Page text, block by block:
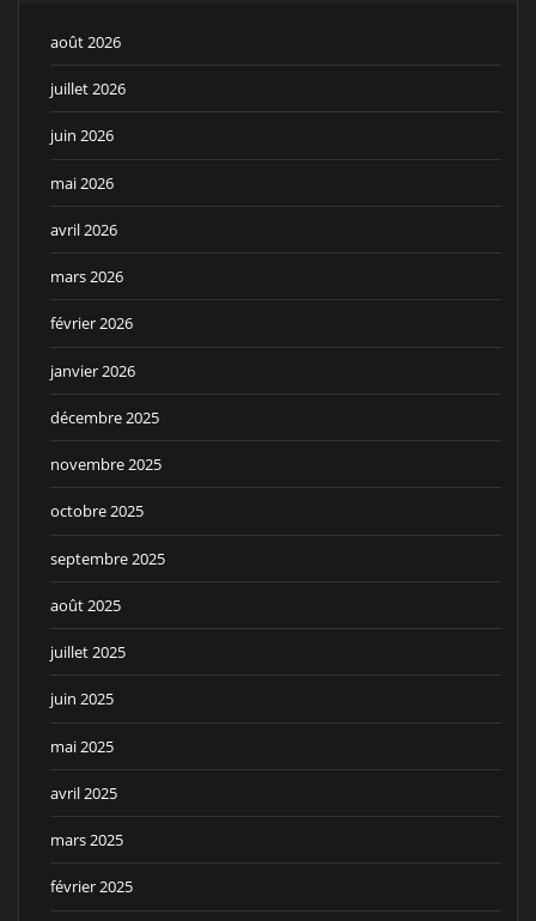
août 2026
juillet 2026
juin 2026
mai 2026
avril 2026
mars 2026
février 2026
janvier 2026
décembre 2025
novembre 2025
octobre 2025
septembre 2025
août 2025
juillet 2025
juin 2025
mai 2025
avril 2025
mars 2025
février 2025